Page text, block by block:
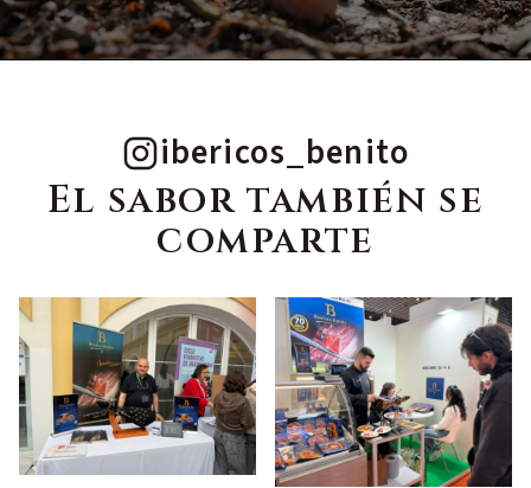
ibericos_benito
El sabor también se
comparte